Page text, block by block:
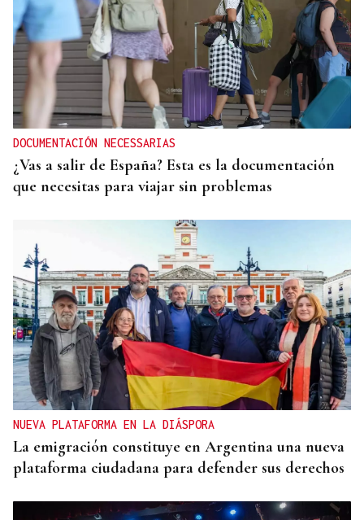
DOCUMENTACIÓN NECESSARIAS
¿Vas a salir de España? Esta es la documentación
que necesitas para viajar sin problemas
NUEVA PLATAFORMA EN LA DIÁSPORA
La emigración constituye en Argentina una nueva
plataforma ciudadana para defender sus derechos